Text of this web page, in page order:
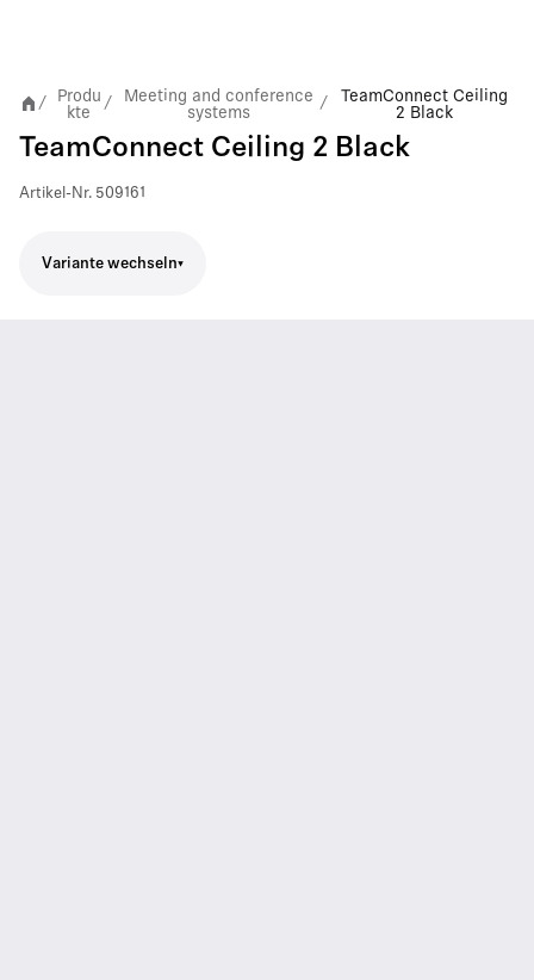
/
Produ
kte
/
Meeting and conference
systems
/
TeamConnect Ceiling
2 Black
TeamConnect Ceiling 2 Black
Artikel-Nr. 509161
Variante wechseln